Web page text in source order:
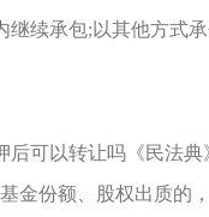
继续承包;以其他方式
后可以转让吗《民法
金份额、股权出质的